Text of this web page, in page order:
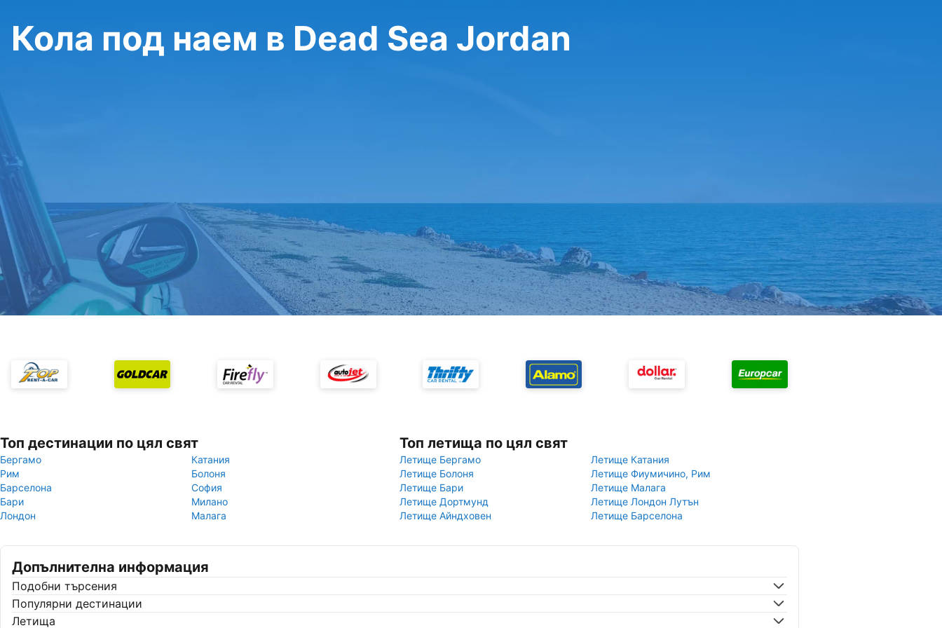
Кола под наем в Dead Sea Jordan
Топ дестинации по цял свят
Бергамо
Катания
Рим
Болоня
Барселона
София
Бари
Милано
Лондон
Малага
Топ летища по цял свят
Летище Бергамо
Летище Катания
Летище Болоня
Летище Фиумичино, Рим
Летище Бари
Летище Малага
Летище Дортмунд
Летище Лондон Лутън
Летище Айндховен
Летище Барселона
Допълнителна информация
Подобни търсения
Популярни дестинации
Летища